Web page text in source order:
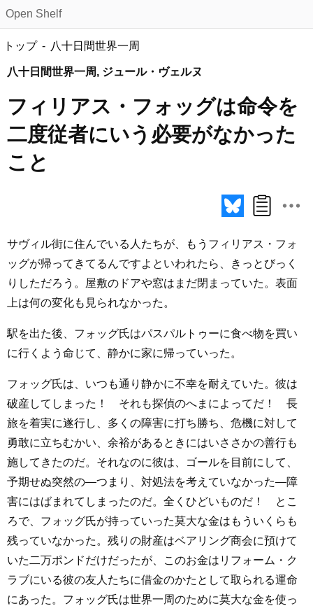
Open Shelf
トップ 八十日間世界一周
八十日間世界一周, ジュール・ヴェルヌ
フィリアス・フォッグは命令を
二度従者にいう必要がなかった
こと
サヴィル街に住んでいる人たちが、もうフィリアス・フォ
ッグが帰ってきてるんですよといわれたら、きっとびっく
りしただろう。屋敷のドアや窓はまだ閉まっていた。表面
上は何の変化も見られなかった。
駅を出た後、フォッグ氏はパスパルトゥーに食べ物を買い
に行くよう命じて、静かに家に帰っていった。
フォッグ氏は、いつも通り静かに不幸を耐えていた。彼は
破産してしまった！ それも探偵のへまによってだ！ 長
旅を着実に遂行し、多くの障害に打ち勝ち、危機に対して
勇敢に立ちむかい、余裕があるときにはいささかの善行も
施してきたのだ。それなのに彼は、ゴールを目前にして、
予期せぬ突然の―つまり、対処法を考えていなかった―障
害にはばまれてしまったのだ。全くひどいものだ！ とこ
ろで、フォッグ氏が持っていった莫大な金はもういくらも
残っていなかった。残りの財産はベアリング商会に預けて
いた二万ポンドだけだったが、このお金はリフォーム・ク
ラブにいる彼の友人たちに借金のかたとして取られる運命
にあった。フォッグ氏は世界一周のために莫大な金を使っ